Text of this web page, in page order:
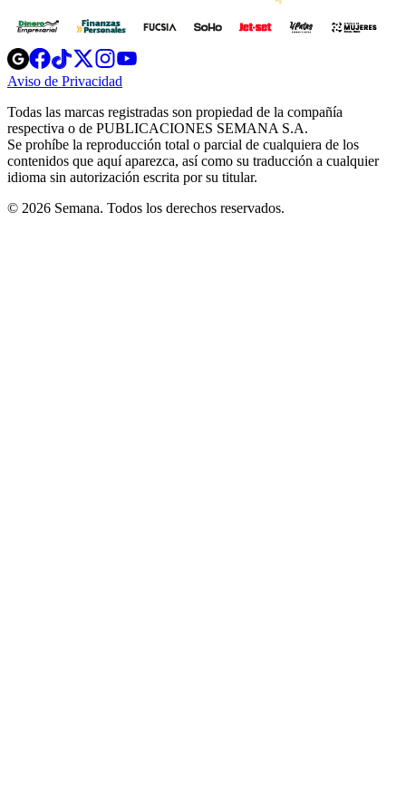
Opens
in
new
Opens
in
new
Opens
in
new
window
Opens
new
windowwindow
Aviso de Privacidad
new
window
Todas las marcas registradas son propiedad de la compañía
respectiva o de PUBLICACIONES SEMANA S.A.
Se prohíbe la reproducción total o parcial de cualquiera de los
contenidos que aquí aparezca, así como su traducción a cualquier
idioma sin autorización escrita por su titular.
© 2026 Semana. Todos los derechos reservados.